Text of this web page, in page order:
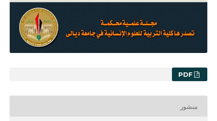
PDF
منشور